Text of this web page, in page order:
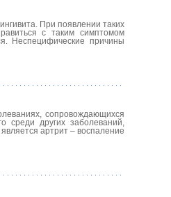
При появлении таких
с таким симптомом
Неспецифические причины
сопровождающихся
среди других заболеваний,
артрит – воспаление